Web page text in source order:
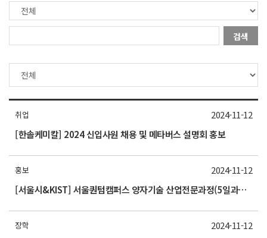
검색
취업
[한솔케미칼] 2024 신입사원 채용 및 메타버스 설명회 홍보
2024-11-12
홍보
[서울시&KIST] 서울퀀텀캠퍼스 양자기술 산업전문과정(5일과정) 교육생 모집 홍보
2024-11-12
장학 2024-11-12